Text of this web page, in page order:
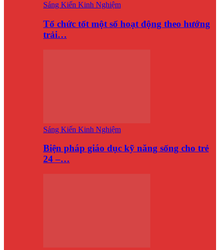
Sáng Kiến Kinh Nghiệm
Tổ chức tốt một số hoạt động theo hướng
trải…
Sáng Kiến Kinh Nghiệm
Biện pháp giáo dục kỹ năng sống cho trẻ
24 –…